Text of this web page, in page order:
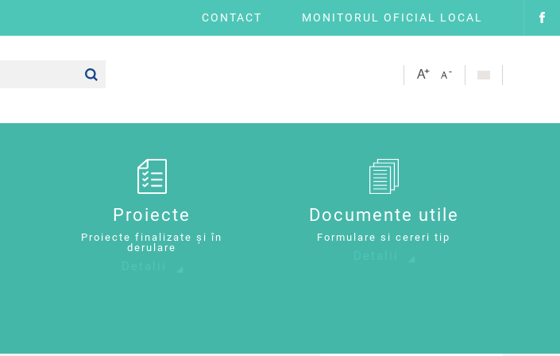
CONTACT MONITORUL OFICIAL LOCAL
Proiecte
Proiecte finalizate și în
derulare
Documente utile
Formulare si cereri tip